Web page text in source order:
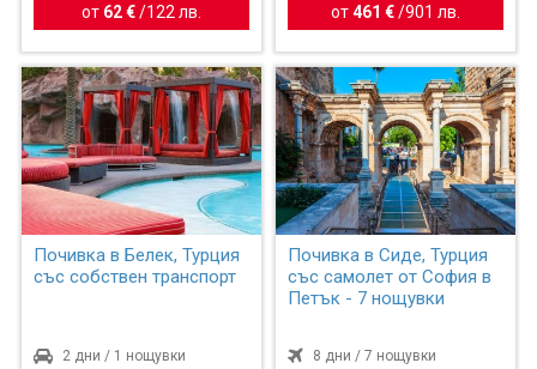
от 62 € / 122 лв. от461 €/901 лв.
Почивка в Белек, Турция
със собствен транспорт
2 дни / 1 нощувки
Почивка в Сиде, Турция
със самолет от София в
Петък - 7 нощувки
8 дни / 7 нощувки